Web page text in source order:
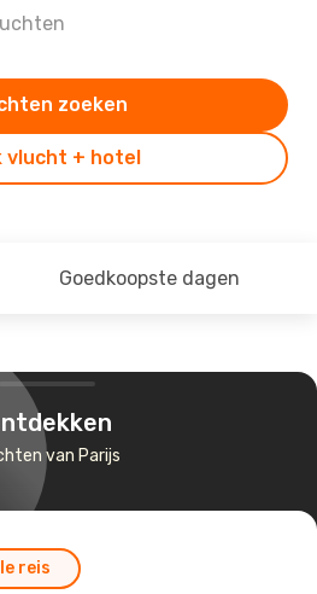
vlucht + hotel
zoeken
Goedkoopste dagen
van Parijs
reis